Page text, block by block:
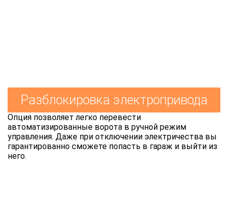
Разблокировка электропривода
Опция позволяет легко перевести
автоматизированные ворота в ручной режим
управления. Даже при отключении электричества вы
гарантированно сможете попасть в гараж и выйти из
него.